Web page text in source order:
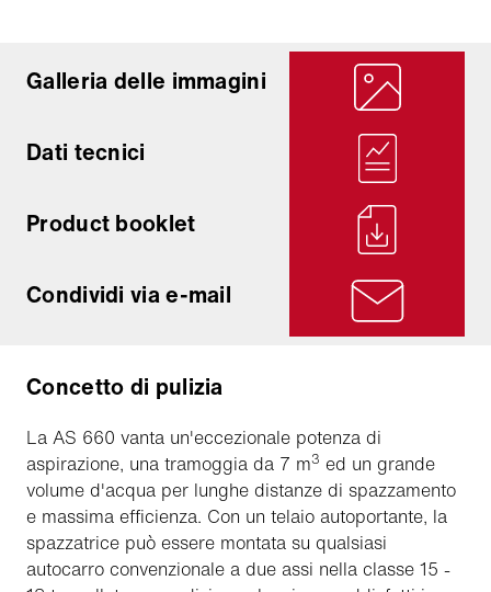
Galleria delle immagini
Dati tecnici
Product booklet
Condividi via e-mail
Concetto di pulizia
La AS 660 vanta un'eccezionale potenza di
aspirazione, una tramoggia da 7 m3 ed un grande
volume d'acqua per lunghe distanze di spazzamento
e massima efficienza. Con un telaio autoportante, la
spazzatrice può essere montata su qualsiasi
autocarro convenzionale a due assi nella classe 15 -